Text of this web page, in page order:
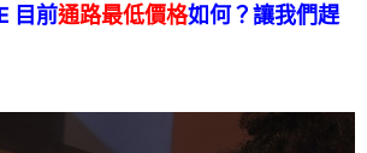
目前通路最低價格如何？讓我們趕